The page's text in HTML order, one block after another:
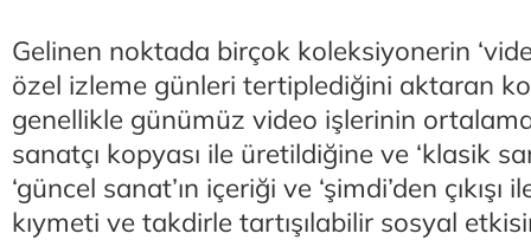
Gelinen noktada birçok koleksiyonerin
özel izleme günleri tertiplediğini aktaran
genellikle günümüz video işlerinin
sanatçı kopyası ile üretildiğine ve ‘klasik
‘güncel sanat’ın içeriği ve ‘şimdi’den çıkışı
kıymeti ve takdirle tartışılabilir sosyal